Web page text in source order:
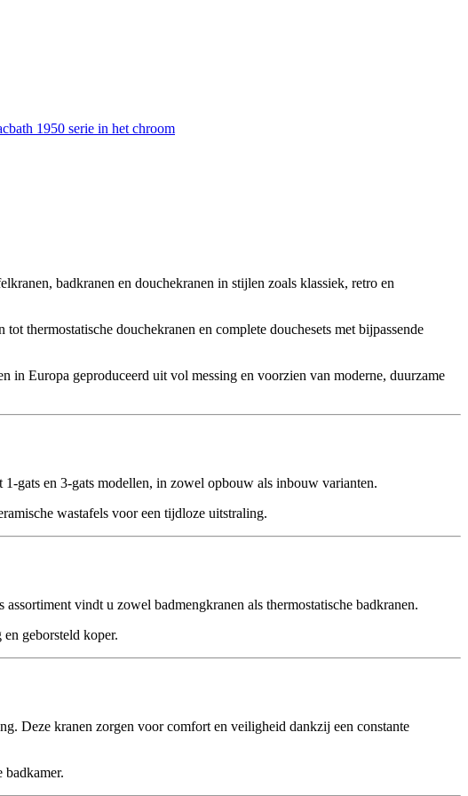
1950 serie in het chroom
badkranen en douchekranen in stijlen zoals klassiek, retro en
thermostatische douchekranen en complete douchesets met bijpassende
in Europa geproduceerd uit vol messing en voorzien van moderne, duurzame
gats en 3-gats modellen, in zowel opbouw als inbouw varianten.
wastafels voor een tijdloze uitstraling.
vindt u zowel badmengkranen als thermostatische badkranen.
geborsteld koper.
Deze kranen zorgen voor comfort en veiligheid dankzij een constante